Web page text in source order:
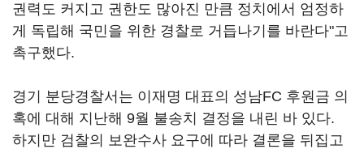
권력도 커지고 권한도 많아진 만큼 정치에서 엄정하
게 독립해 국민을 위한 경찰로 거듭나기를 바란다"고
촉구했다.
경기 분당경찰서는 이재명 대표의 성남FC 후원금 의
혹에 대해 지난해 9월 불송치 결정을 내린 바 있다.
하지만 검찰의 보완수사 요구에 따라 결론을 뒤집고